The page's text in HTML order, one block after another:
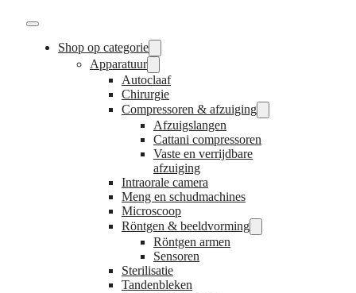
Shop op categorie
Apparatuur
Autoclaaf
Chirurgie
Compressoren & afzuiging
Afzuigslangen
Cattani compressoren
Vaste en verrijdbare
afzuiging
Intraorale camera
Meng en schudmachines
Microscoop
Röntgen & beeldvorming
Röntgen armen
Sensoren
Sterilisatie
Tandenbleken